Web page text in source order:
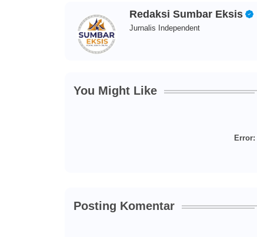
Redaksi Sumbar Eksis
Jurnalis Independent
You Might Like
Error:
Posting Komentar